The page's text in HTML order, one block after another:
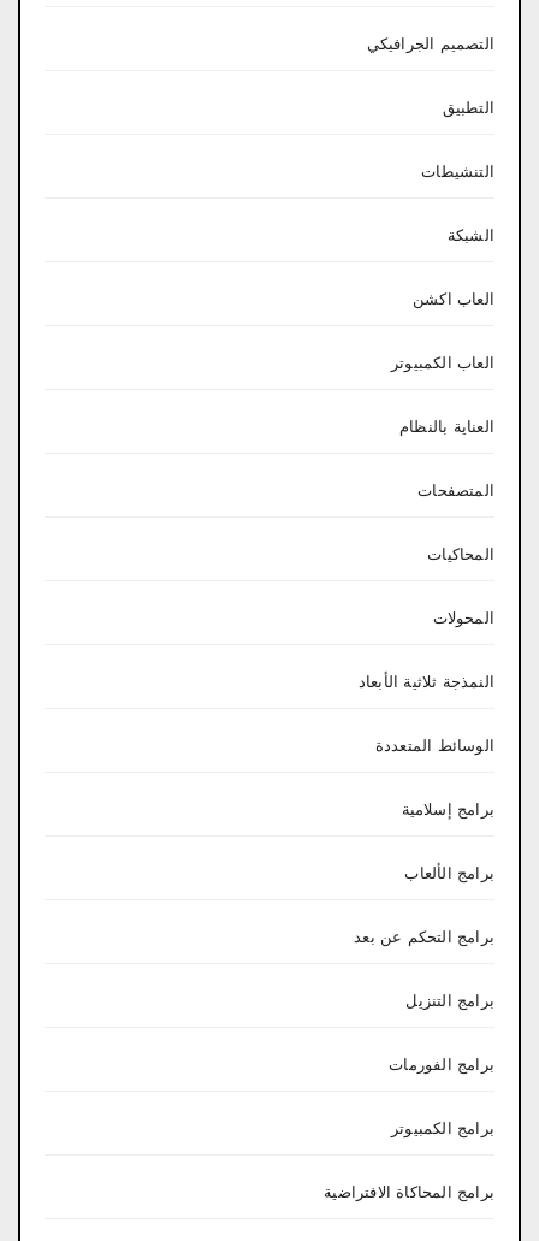
التصميم الجرافيكي
التطبيق
التنشيطات
الشبكة
العاب اكشن
العاب الكمبيوتر
العناية بالنظام
المتصفحات
المحاكيات
المحولات
النمذجة ثلاثية الأبعاد
الوسائط المتعددة
برامج إسلامية
برامج الألعاب
برامج التحكم عن بعد
برامج التنزيل
برامج الفورمات
برامج الكمبيوتر
برامج المحاكاة الافتراضية